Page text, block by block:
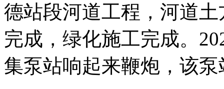
德站段河道工程，河道
完成，绿化施工完成。
集泵站响起来鞭炮，该